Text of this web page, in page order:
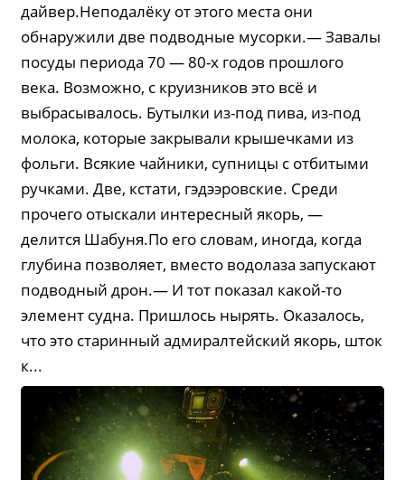
дайвер.Неподалёку от этого места они
обнаружили две подводные мусорки.— Завалы
посуды периода 70 — 80-х годов прошлого
века. Возможно, с круизников это всё и
выбрасывалось. Бутылки из-под пива, из-под
молока, которые закрывали крышечками из
фольги. Всякие чайники, супницы с отбитыми
ручками. Две, кстати, гэдээровские. Среди
прочего отыскали интересный якорь, —
делится Шабуня.По его словам, иногда, когда
глубина позволяет, вместо водолаза запускают
подводный дрон.— И тот показал какой-то
элемент судна. Пришлось нырять. Оказалось,
что это старинный адмиралтейский якорь, шток
к...